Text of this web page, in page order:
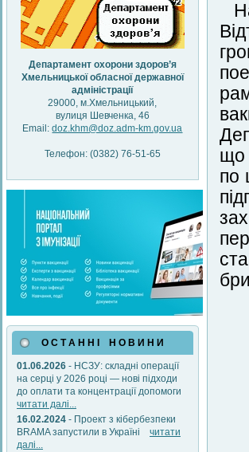
Департамент охорони здоров’я
Хмельницької обласної державної
адміністрації
29000, м.Хмельницький,
вулиця Шевченка, 46
Email:doz.khm@doz.adm-km.gov.ua
Телефон: (0382) 76-51-65
О С Т А Н Н І Н О В И Н И
01.06.2026 - НСЗУ: складні операції
на серці у 2026 році — нові підходи
до оплати та концентрації допомоги
читати далі...
16.02.2024 - Проект з кібербезпеки
BRAMA запустили в Україні читати
далі...
що
по